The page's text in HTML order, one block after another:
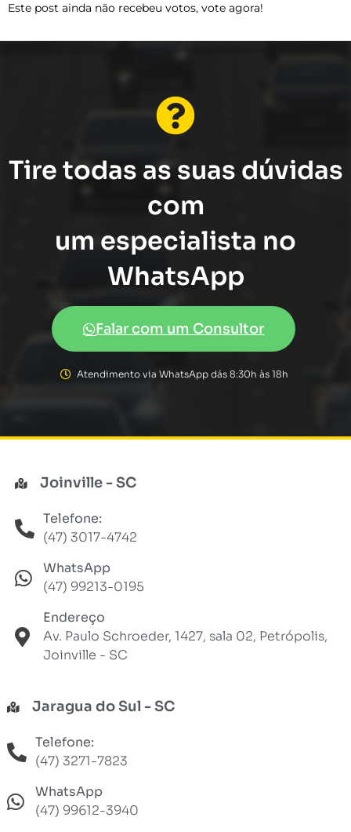
Este post ainda não recebeu votos, vote agora!
Tire todas as suas dúvidas
com
um especialista no
WhatsApp
Falar com um Consultor
Atendimento via WhatsApp dás 8:30h às 18h
Joinville - SC
Telefone:
(47) 3017-4742
WhatsApp
(47) 99213-0195
Endereço
Av. Paulo Schroeder, 1427, sala 02, Petrópolis,
Joinville - SC
Jaragua do Sul - SC
Telefone:
(47) 3271-7823
WhatsApp
(47) 99612-3940